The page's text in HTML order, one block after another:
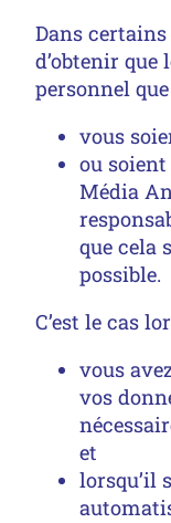
Dans
d’obtenir que
personnel
vous
ou
Média
que cela
possible.
C’est le cas
vous
vos
et
lorsqu’il